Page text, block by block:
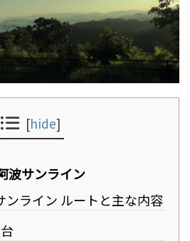
[hide]
波サンライン
ンライン ルートと主な内容